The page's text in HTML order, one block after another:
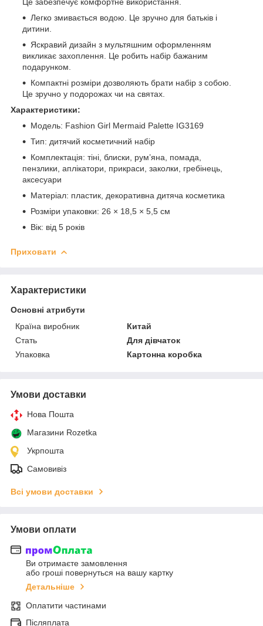
Легко змивається водою. Це зручно для батьків і
дитини.
Яскравий дизайн з мультяшним оформленням
викликає захоплення. Це робить набір бажаним
подарунком.
Компактні розміри дозволяють брати набір з собою.
Це зручно у подорожах чи на святах.
Характеристики:
Модель: Fashion Girl Mermaid Palette IG3169
Тип: дитячий косметичний набір
Комплектація: тіні, блиски, рум’яна, помада,
пензлики, аплікатори, прикраси, заколки, гребінець,
аксесуари
Матеріал: пластик, декоративна дитяча косметика
Розміри упаковки: 26 × 18,5 × 5,5 см
Вік: від 5 років
Приховати
Характеристики
Основні атрибути
Країна виробник
Китай
Стать
Для дівчаток
Упаковка
Картонна коробка
Умови доставки
Нова Пошта
Магазини Rozetka
Укрпошта
Самовивіз
Всі умови доставки
Умови оплати
Ви отримаєте замовлення
або гроші повернуться на вашу картку
Детальніше
Оплатити частинами
Післяплата